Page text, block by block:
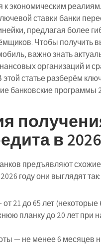
к экономическим
ставки банки
предлагая более
Чтобы получить
важно знать
организаций и
статье разберём
банковские программы
в
предъявляют
году они выглядят так:
21 до 65 лет (некоторые
планку до 20 лет при
— не менее 6 месяцев